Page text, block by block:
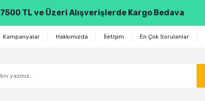
7500 TL ve Üzeri Alışverişlerde Kargo Bedava
Kampanyalar Hakkımızda İletişim En Çok Sorulanlar